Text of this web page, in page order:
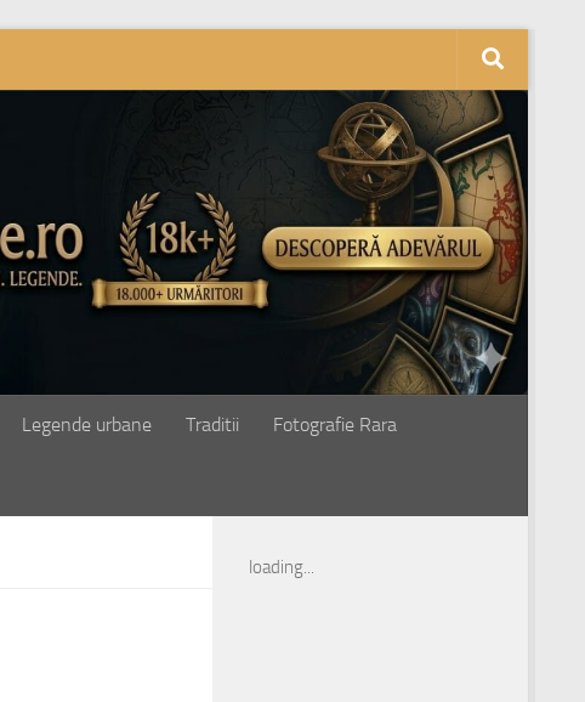
Legende urbane Traditii Fotografie Rara
loading...